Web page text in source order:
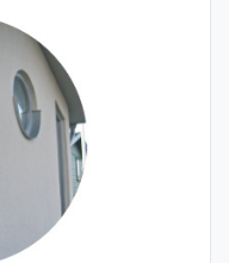
nyanser oavsett